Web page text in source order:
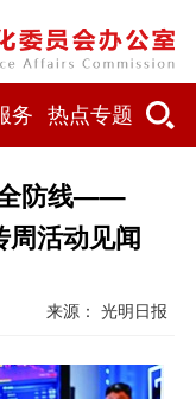
务 热点专题
全防线——
周活动见闻
来源： 光明日报